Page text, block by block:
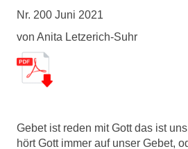
Nr. 200 Juni 2021
von Anita Letzerich-Suhr
Gebet ist reden mit Gott das ist
hört Gott immer auf unser Gebet,